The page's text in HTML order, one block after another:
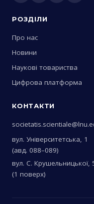
РОЗДІЛИ
Про нас
Новини
Наукові товариства
Цифрова платформа
КОНТАКТИ
вул. Університетська, 1
(авд. 088–089)
вул. С. Крушельницької,
(1 поверх)